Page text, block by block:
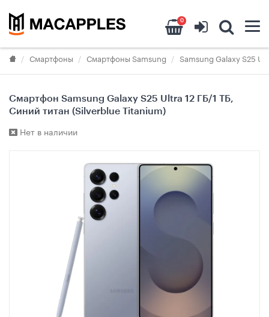
0
Смартфоны Смартфоны Samsung Samsung Galaxy S25
Смартфон Samsung Galaxy S25 Ultra 12 ГБ/1 ТБ,
Синий титан (Silverblue Titanium)
Нет в наличии